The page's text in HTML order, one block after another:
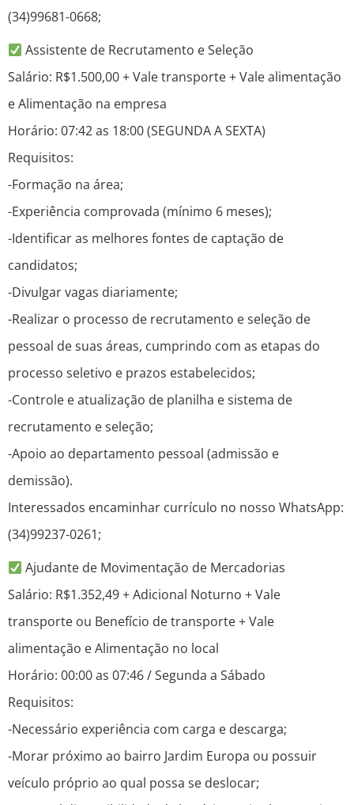
(34)99681-0668;
Assistente de Recrutamento e Seleção
Salário: R$1.500,00 + Vale transporte + Vale alimentação
e Alimentação na empresa
Horário: 07:42 as 18:00 (SEGUNDA A SEXTA)
Requisitos:
-Formação na área;
-Experiência comprovada (mínimo 6 meses);
-Identificar as melhores fontes de captação de
candidatos;
-Divulgar vagas diariamente;
-Realizar o processo de recrutamento e seleção de
pessoal de suas áreas, cumprindo com as etapas do
processo seletivo e prazos estabelecidos;
-Controle e atualização de planilha e sistema de
recrutamento e seleção;
-Apoio ao departamento pessoal (admissão e
demissão).
Interessados encaminhar currículo no nosso WhatsApp:
(34)99237-0261;
Ajudante de Movimentação de Mercadorias
Salário: R$1.352,49 + Adicional Noturno + Vale
transporte ou Benefício de transporte + Vale
alimentação e Alimentação no local
Horário: 00:00 as 07:46 / Segunda a Sábado
Requisitos:
-Necessário experiência com carga e descarga;
-Morar próximo ao bairro Jardim Europa ou possuir
veículo próprio ao qual possa se deslocar;